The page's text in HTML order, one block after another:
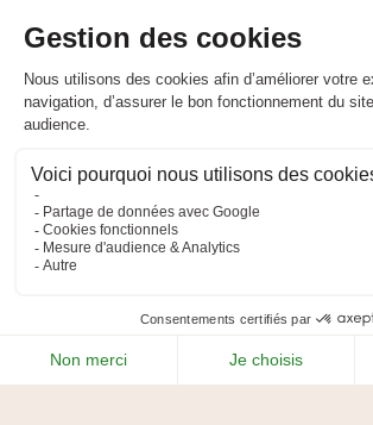
Livraisons et retours
Blog
Votre compte
Commandes
Adresses
CONDITIONS GÉNÉRALES DE VENTE
POLITIQUE DE CONFIDENTIALITÉ
PLAN DU SITE